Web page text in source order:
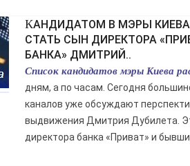
КАНДИДАТОМ В МЭРЫ КИЕВА МОЖЕТ
СТАТЬ СЫН ДИРЕКТОРА
БАНКА» ДМИТРИЙ..
Список кандидатов мэры Киева
дням, а по часам. Сегодня
каналов уже обсуждают
выдвижения Дмитрия Дубилета.
директора банка «Приват» и